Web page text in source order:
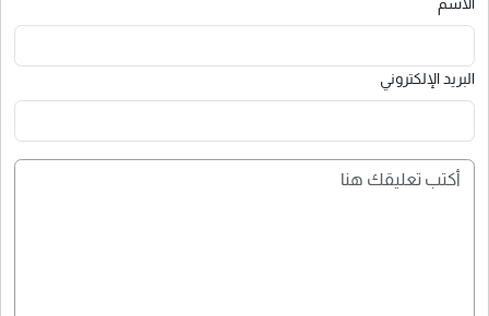
الاسم
البريد الإلكتروني